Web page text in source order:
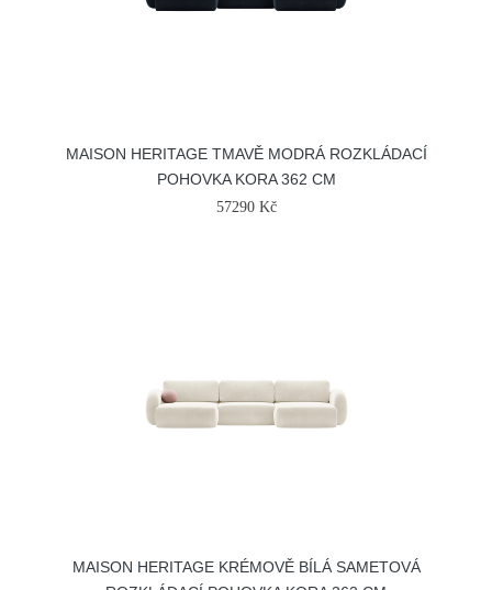
MAISON HERITAGE TMAVĚ MODRÁ ROZKLÁDACÍ
POHOVKA KORA 362 CM
57290 Kč
MAISON HERITAGE KRÉMOVĚ BÍLÁ SAMETOVÁ